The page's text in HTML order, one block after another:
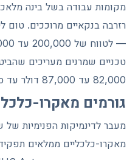
מקומות עבודה בשל בינה
טכניים שמרנים מעריכים
82,000 עד 87,000 דולר עד סוף השנה.
גורמים מאקרו-
מעבר לדינמיקות הפנימיות